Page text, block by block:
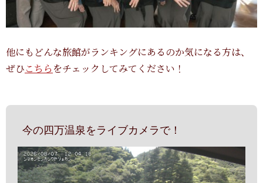
他にもどんな旅館がランキングにあるのか気になる方は、
ぜひこちら をチェックしてみてください！
今の四万温泉をライブカメラで！